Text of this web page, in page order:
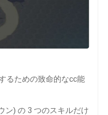
るための致命的なcc能
ン) の 3 つのスキルだけ